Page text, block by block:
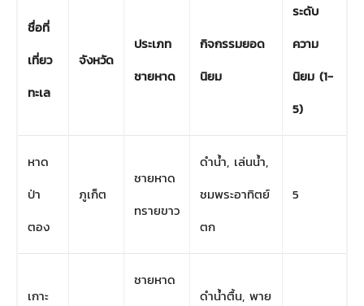
ชื่อที่
เที่ยว
ทะเล
จังหวัด
ประเภท
ชายหาด
กิจกรรมยอด
นิยม
ระดับ
ความ
นิยม (1-
5)
หาด
ป่า
ตอง
ภูเก็ต
ชายหาด
ทรายขาว
ดำน้ำ, เล่นน้ำ,
ชมพระอาทิตย์
ตก
5
เกาะ
ชายหาด
ดำน้ำตื้น, พาย